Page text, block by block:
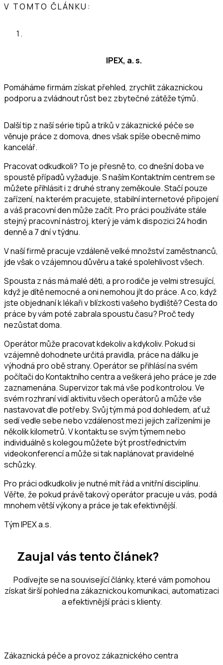
V TOMTO ČLÁNKU:
Pomáháme firmám získat přehled, zrychlit zákaznickou
podporu a zvládnout růst bez zbytečné zátěže týmů.
IPEX, a. s.
Další tip z naší série tipů a triků v zákaznické péče se
věnuje práce z domova, dnes však spíše obecně mimo
kancelář.
Pracovat odkudkoli? To je přesně to, co dnešní doba ve
spoustě případů vyžaduje. S naším Kontaktním centrem se
můžete přihlásit i z druhé strany zeměkoule. Stačí pouze
zařízení, na kterém pracujete, stabilní internetové připojení
a váš pracovní den může začít. Pro práci používáte stále
stejný pracovní nástroj, který je vám k dispozici 24 hodin
denně a 7 dní v týdnu.
V naší firmě pracuje vzdáleně velké množství zaměstnanců,
jde však o vzájemnou důvěru a také spolehlivost všech.
Spousta z nás má malé děti, a pro rodiče je velmi stresující,
když je dítě nemocné a oni nemohou jít do práce. A co, když
jste objednaní k lékaři v blízkosti vašeho bydliště? Cesta do
práce by vám poté zabrala spoustu času? Proč tedy
nezůstat doma.
Operátor může pracovat kdekoliv a kdykoliv. Pokud si
vzájemně dohodnete určitá pravidla, práce na dálku je
výhodná pro obě strany. Operátor se přihlásí na svém
počítači do Kontaktního centra a veškerá jeho práce je zde
zaznamenána. Supervizor tak má vše pod kontrolou. Ve
svém rozhraní vidí aktivitu všech operátorů a může vše
nastavovat dle potřeby. Svůj tým má pod dohledem, ať už
sedí vedle sebe nebo vzdálenost mezi jejich zařízeními je
několik kilometrů. V kontaktu se svým týmem nebo
individuálně s kolegou můžete být prostřednictvím
videokonferencí a může si tak naplánovat pravidelné
schůzky.
Pro práci odkudkoliv je nutné mít řád a vnitřní disciplínu.
Věřte, že pokud právě takový operátor pracuje u vás, podá
mnohem větší výkony a práce je tak efektivnější.
Tým IPEX a.s.
Zaujal vás tento článek?
Podívejte se na související články, které vám pomohou
získat širší pohled na zákaznickou komunikaci, automatizaci
a efektivnější práci s klienty.
Zákaznická péče a provoz zákaznického centra